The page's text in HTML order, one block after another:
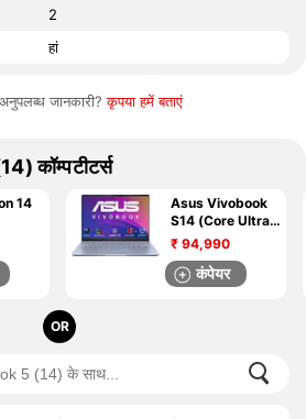
2
हां
जानकारी?कृपया हमें बताएं
कॉम्पटीटर्स
14
Asus Vivobook
S14 (Core Ultra
7)
₹ 94,990
कंपेयर
OR